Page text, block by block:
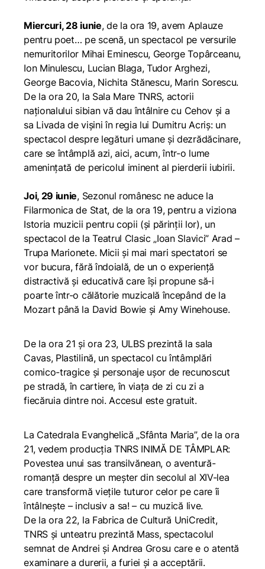
Miercuri, 28 iunie, de la ora 19, avem Aplauze
pentru poet… pe scenă, un spectacol pe versurile
nemuritorilor Mihai Eminescu, George Topârceanu,
Ion Minulescu, Lucian Blaga, Tudor Arghezi,
George Bacovia, Nichita Stănescu, Marin Sorescu.
De la ora 20, la Sala Mare TNRS, actorii
naționalului sibian vă dau întâlnire cu Cehov și a
sa Livada de vișiniîn regia lui Dumitru Acriș: un
spectacol despre legături umane și dezrădăcinare,
care se întâmplă azi, aici, acum, într-o lume
amenințată de pericolul iminent al pierderii iubirii.
Joi, 29 iunie, Sezonul românesc ne aduce la
Filarmonica de Stat, de la ora 19, pentru a viziona
Istoria muzicii pentru copii (și părinții lor), un
spectacol de la Teatrul Clasic „Ioan Slavici” Arad –
Trupa Marionete. Micii și mai mari spectatori se
vor bucura, fără îndoială, de un o experiență
distractivă și educativă care își propune să-i
poarte într-o călătorie muzicală începând de la
Mozart până la David Bowie și Amy Winehouse.
De la ora 21 și ora 23, ULBS prezintă la sala
Cavas, Plastilină, un spectacol cu întâmplări
comico-tragice și personaje ușor de recunoscut
pe stradă, în cartiere, în viața de zi cu zi a
fiecăruia dintre noi. Accesul este gratuit.
La Catedrala Evanghelică „Sfânta Maria”, de la ora
21, vedem producția TNRS INIMĂ DE TÂMPLAR:
Povestea unui sas transilvănean, o aventură-
romanță despre un meșter din secolul al XIV-lea
care transformă viețile tuturor celor pe care îi
întâlnește – inclusiv a sa! – cu muzică live.
De la ora 22, la Fabrica de Cultură UniCredit,
TNRS și unteatru prezintă Mass, spectacolul
semnat de Andrei și Andrea Grosu care e o atentă
examinare a durerii, a furiei și a acceptării.